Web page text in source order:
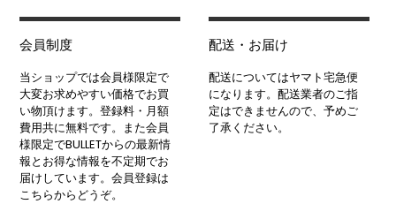
会員制度
当ショップでは会員様限定で
大変お求めやすい価格でお買
い物頂けます。登録料・月額
費用共に無料です。また会員
様限定でBULLETからの最新情
報とお得な情報を不定期でお
届けしています。会員登録は
こちらからどうぞ。
配送・お届け
配送についてはヤマト宅急便
になります。配送業者のご指
定はできませんので、予めご
了承ください。